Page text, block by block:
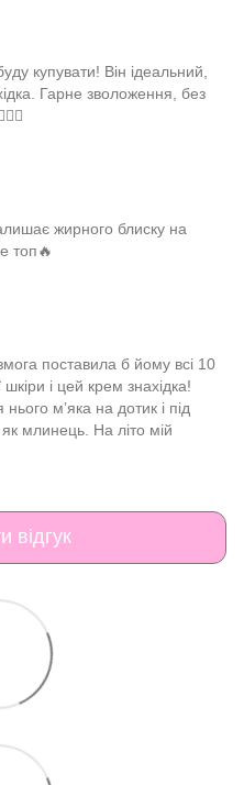
купувати! Він ідеальний,
Гарне зволоження, без
жирного блиску на
топ🔥
поставила б йому всі 10
і цей крем знахідка!
мʼяка на дотик і під
млинець. На літо мій
відгук